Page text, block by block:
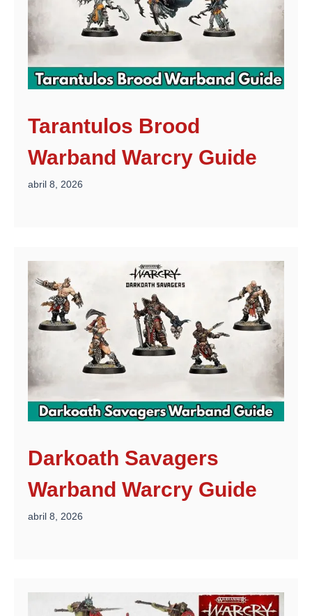
Tarantulos Brood
Warband Warcry Guide
abril 8, 2026
Darkoath Savagers
Warband Warcry Guide
abril 8, 2026